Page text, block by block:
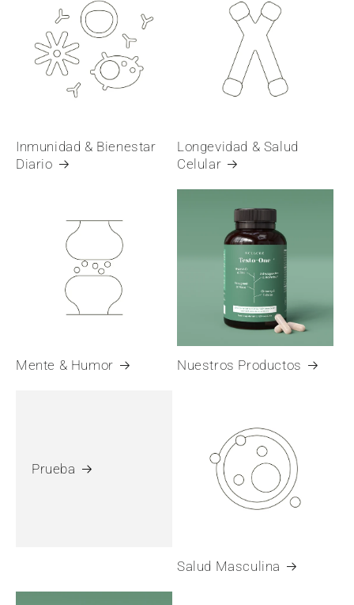
Inmunidad & Bienestar
Diario
Longevidad & Salud
Celular
Mente & Humor Nuestros Productos
Prueba
Salud Masculina